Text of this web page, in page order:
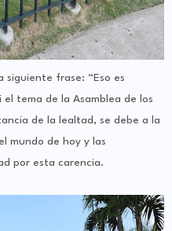
siguiente frase: “Eso es
tema de la Asamblea de los
de la lealtad, se debe a la
mundo de hoy y las
por esta carencia.